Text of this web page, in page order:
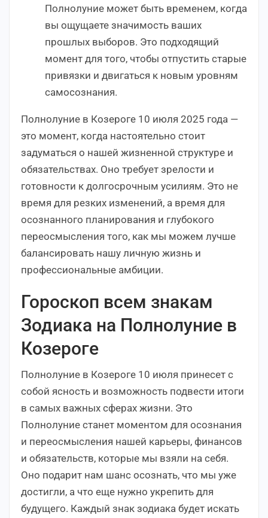
Полнолуние может быть временем, когда
вы ощущаете значимость ваших
прошлых выборов. Это подходящий
момент для того, чтобы отпустить старые
привязки и двигаться к новым уровням
самосознания.
Полнолуние в Козероге 10 июля 2025 года —
это момент, когда настоятельно стоит
задуматься о нашей жизненной структуре и
обязательствах. Оно требует зрелости и
готовности к долгосрочным усилиям. Это не
время для резких изменений, а время для
осознанного планирования и глубокого
переосмысления того, как мы можем лучше
балансировать нашу личную жизнь и
профессиональные амбиции.
Гороскоп всем знакам
Зодиака на Полнолуние в
Козероге
Полнолуние в Козероге 10 июля принесет с
собой ясность и возможность подвести итоги
в самых важных сферах жизни. Это
Полнолуние станет моментом для осознания
и переосмысления нашей карьеры, финансов
и обязательств, которые мы взяли на себя.
Оно подарит нам шанс осознать, что мы уже
достигли, а что еще нужно укрепить для
будущего. Каждый знак зодиака будет искать